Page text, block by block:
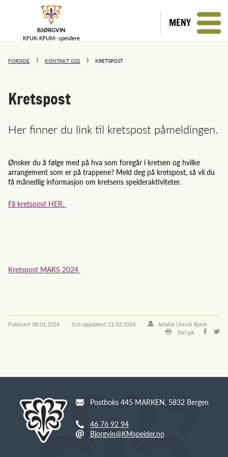
BJØRGVIN
KFUK-KFUM- speidere
MENY
FORSIDE KONTAKT OSS KRETSPOST
Kretspost
Her finner du link til kretspost påmeldingen.
Ønsker du å følge med på hva som foregår i kretsen og hvilke
arrangement som er på trappene? Meld deg på kretspost, så vil du
få månedlig informasjon om kretsens speideraktiviteter.
Få kretspost HER.
Kretspost MARS 2024
Publisert08.01.2024 Sist oppdatert 21.03.2024
Amalie Ulevik Bjerk
Del på:
Postboks 445 MARKEN, 5832 Bergen
46 76 92 94
Bjorgvin@KMspeider.no